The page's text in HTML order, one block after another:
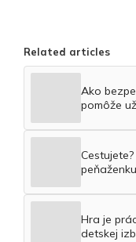
Related articles
Ako
pomôže
Hra je
detskej